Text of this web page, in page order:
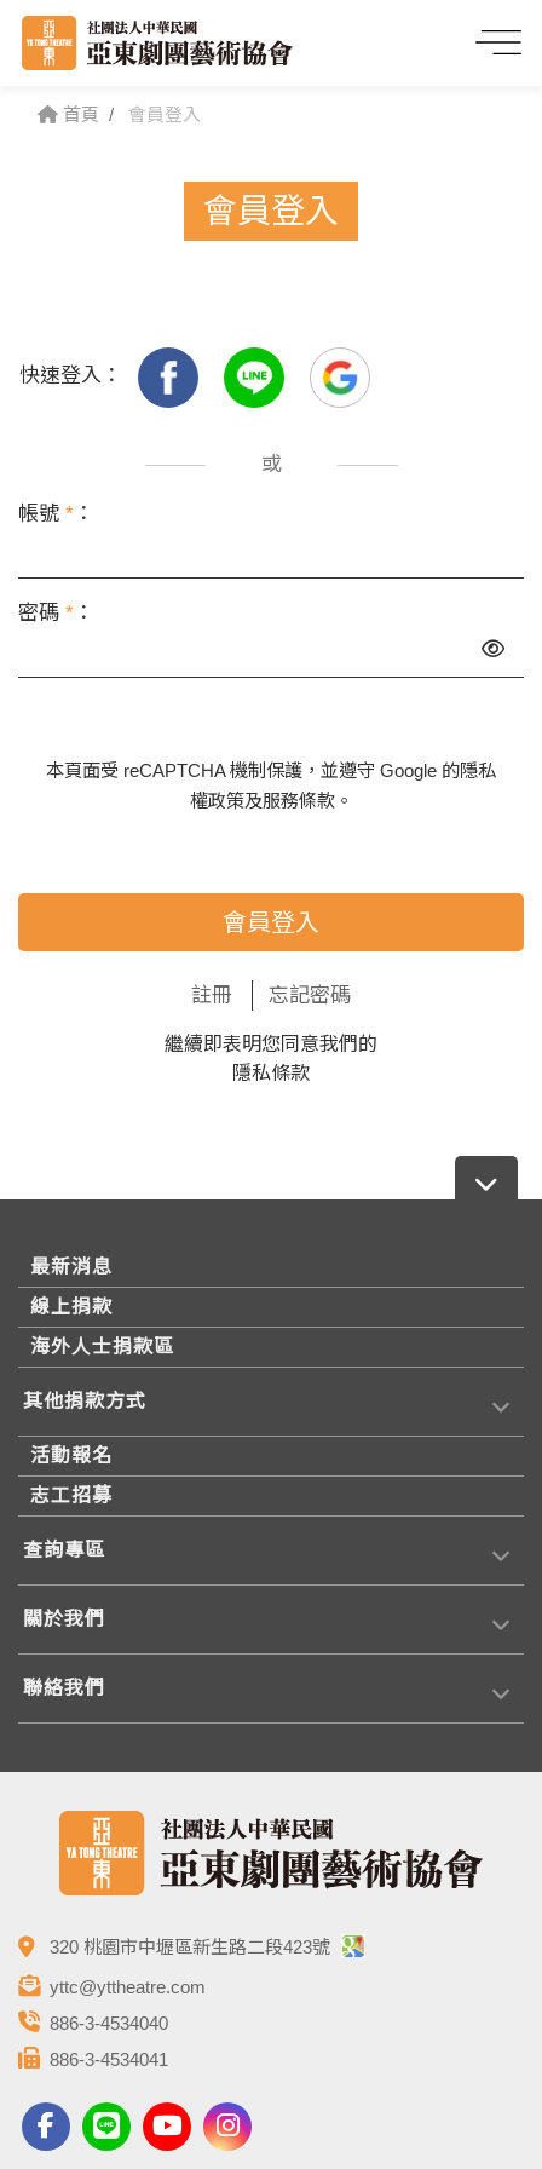
首頁 會員登入
會員登入
快速登入：
或
帳號 * ：
密碼 * ：
本頁面受 reCAPTCHA 機制保護，並遵守 Google 的隱私
權政策及服務條款。
會員登入
註冊 忘記密碼
繼續即表明您同意我們的
隱私條款
最新消息
線上捐款
海外人士捐款區
其他捐款方式
活動報名
志工招募
查詢專區
關於我們
聯絡我們
320 桃園市中壢區新生路二段423號
yttc@yttheatre.com
886-3-4534040
886-3-4534041